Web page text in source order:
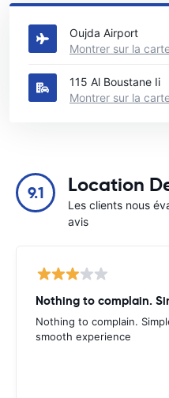
Voir nos principales
Oujda Airport
Montrer sur la
115 Al Boustane Ii
Montrer sur la
9.1 Location
Les clients nous
avis
Nothing to complain.
Nothing to complain.
smooth experience